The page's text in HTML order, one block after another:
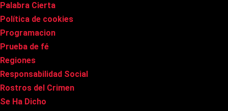
Palabra Cierta
Política de cookies
Programacion
Prueba de fé
Regiones
Responsabilidad Social
Rostros del Crimen
Se Ha Dicho